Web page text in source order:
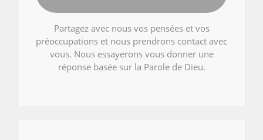
Partagez avec nous vos pensées et vos
préoccupations et nous prendrons contact avec
vous. Nous essayerons vous donner une
réponse basée sur la Parole de Dieu.